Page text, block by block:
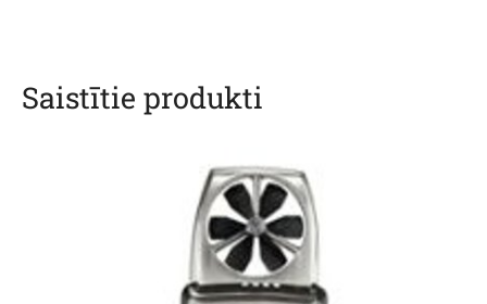
Saistītie produkti